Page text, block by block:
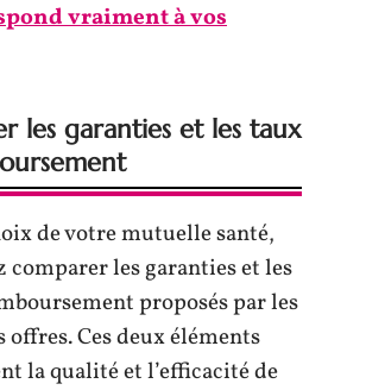
vraiment à vos
les garanties et les taux
de votre mutuelle santé,
comparer les garanties et les
proposés par les
Ces deux éléments
la qualité et l’efficacité de